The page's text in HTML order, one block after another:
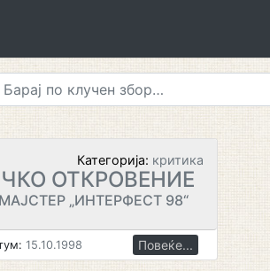
Категорија: критика
ОТКРОВЕНИЕ
„ИНТЕРФЕСТ 98“
15.10.1998 Повеќе...